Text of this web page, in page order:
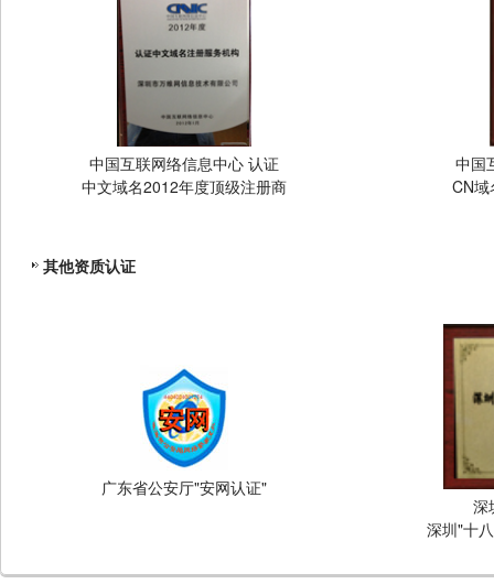
中国互联网络信息中心 认证
中文域名2012年度顶级注册商
中国
CN
其他资质认证
广东省公安厅"安网认证"
深
深圳"十